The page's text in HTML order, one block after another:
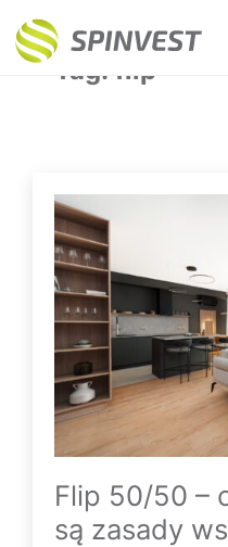
Tag: flip
Flip 50/50 –
są zasady